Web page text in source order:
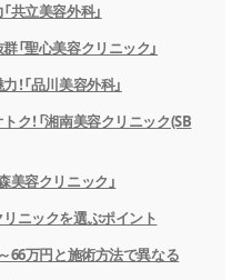
共立美容外科」
「聖心美容クリニック」
「品川美容外科」
ク！「湘南美容クリニック(SB
美容クリニック」
ニックを選ぶポイント
66万円と施術方法で異なる